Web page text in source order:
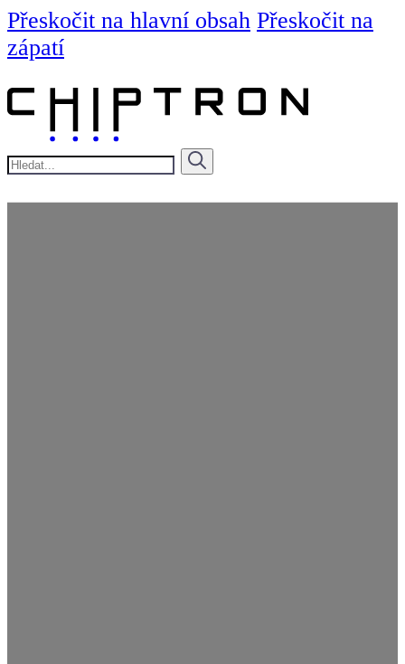
Přeskočit na hlavní obsah Přeskočit na
zápatí
Hledat